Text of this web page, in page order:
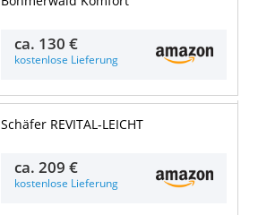
ca. 130 €
kostenlose Lieferung
Schäfer REVITAL-LEICHT
ca.209 €
kostenlose Lieferung